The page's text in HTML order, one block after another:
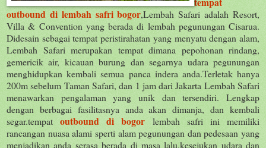
outbound di lembah safri bogor,Lembah Safari adalah Resort,
Villa & Convention yang berada di lembah pegunungan Cisarua.
Didesain sebagai tempat peristirahatan yang menyatu dengan alam,
Lembah Safari merupakan tempat dimana pepohonan rindang,
gemericik air, kicauan burung dan segarnya udara pegunungan
menghidupkan kembali semua panca indera anda.Terletak hanya
200m sebelum Taman Safari, dan 1 jam dari Jakarta Lembah Safari
menawarkan pengalaman yang unik dan tersendiri. Lengkap
dengan berbagai fasilitasnya anda akan dimanja, dan kembali
segar.tempatoutbound di bogor lembah safri ini memiliki
rancangan nuasa alami sperti alam pegunungan dan pedesaan yang
menjadikan anda serasa berada di masa lalu,kesejukan udara dan